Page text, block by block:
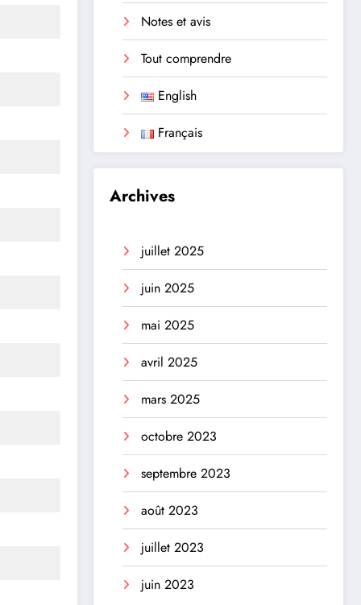
Notes et avis
Tout comprendre
English
Français
Archives
juillet 2025
juin 2025
mai 2025
avril 2025
mars 2025
octobre 2023
septembre 2023
août 2023
juillet 2023
juin 2023